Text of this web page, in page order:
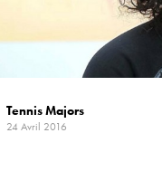
Tennis Majors
24 Avril 2016